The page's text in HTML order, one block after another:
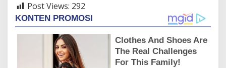
Post Views: 292